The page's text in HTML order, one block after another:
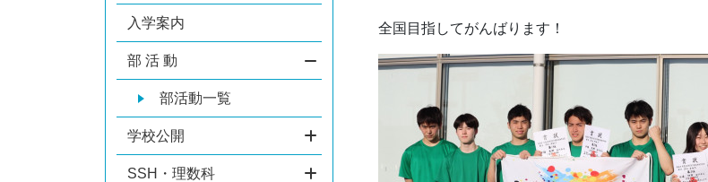
入学案内
部 活 動
部活動一覧
学校公開
SSH・理数科
全国目指してがんばります！